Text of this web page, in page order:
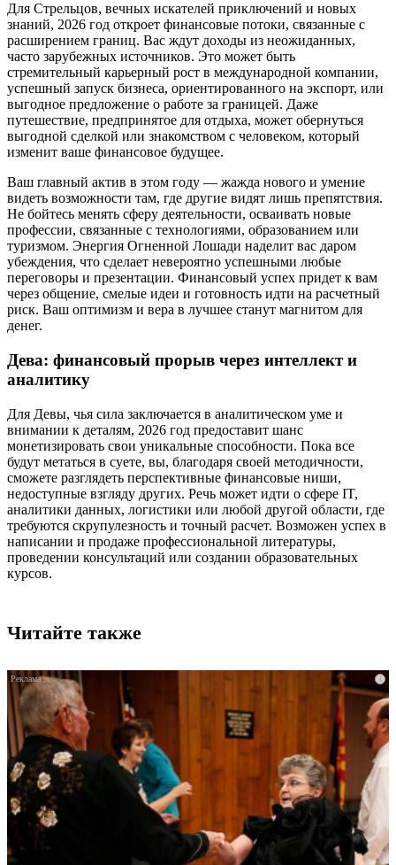
Для Стрельцов, вечных искателей приключений и новых
знаний, 2026 год откроет финансовые потоки, связанные с
расширением границ. Вас ждут доходы из неожиданных,
часто зарубежных источников. Это может быть
стремительный карьерный рост в международной компании,
успешный запуск бизнеса, ориентированного на экспорт, или
выгодное предложение о работе за границей. Даже
путешествие, предпринятое для отдыха, может обернуться
выгодной сделкой или знакомством с человеком, который
изменит ваше финансовое будущее.
Ваш главный актив в этом году — жажда нового и умение
видеть возможности там, где другие видят лишь препятствия.
Не бойтесь менять сферу деятельности, осваивать новые
профессии, связанные с технологиями, образованием или
туризмом. Энергия Огненной Лошади наделит вас даром
убеждения, что сделает невероятно успешными любые
переговоры и презентации. Финансовый успех придет к вам
через общение, смелые идеи и готовность идти на расчетный
риск. Ваш оптимизм и вера в лучшее станут магнитом для
денег.
Дева: финансовый прорыв через интеллект и
аналитику
Для Девы, чья сила заключается в аналитическом уме и
внимании к деталям, 2026 год предоставит шанс
монетизировать свои уникальные способности. Пока все
будут метаться в суете, вы, благодаря своей методичности,
сможете разглядеть перспективные финансовые ниши,
недоступные взгляду других. Речь может идти о сфере IT,
аналитики данных, логистики или любой другой области, где
требуются скрупулезность и точный расчет. Возможен успех в
написании и продаже профессиональной литературы,
проведении консультаций или создании образовательных
курсов.
Читайте также
i